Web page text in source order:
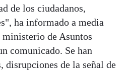
de los ciudadanos,
ha informado a media
ministerio de Asuntos
comunicado. Se han
disrupciones de la señal de